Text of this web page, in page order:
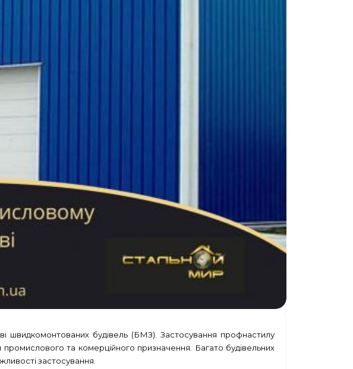
швидкомонтованих будівель (БМЗ). Застосування профнастилу
та комерційного призначення. Багато будівельних
застосування.